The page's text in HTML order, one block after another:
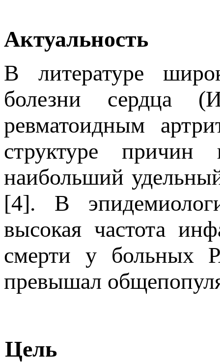
Актуальность
В литературе
болезни сердца
ревматоидным
структуре причин
наибольший
[4]. В
высокая частота
смерти у больных
превышал
Цель